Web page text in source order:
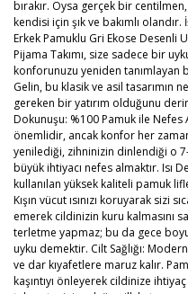
bırakır. Oysa gerçek bir
kendisi için şık ve bakımlı
Erkek Pamuklu Gri Ekose Desenli
Pijama Takımı, size sadece bir
konforunuzu yeniden tanımlayan
Gelin, bu klasik ve asil tasarımın
gereken bir yatırım olduğunu
Dokunuşu: %100 Pamuk ile Nefes
önemlidir, ancak konfor her
yenilediği, zihninizin dinlendiği o
büyük ihtiyacı nefes almaktır. Isı
kullanılan yüksek kaliteli pamuk
Kışın vücut ısınızı koruyarak sizi
emerek cildinizin kuru kalmasını
terletme yapmaz; bu da gece
uyku demektir. Cilt Sağlığı:
ve dar kıyafetlere maruz kalır.
kaşıntıyı önleyerek cildinize